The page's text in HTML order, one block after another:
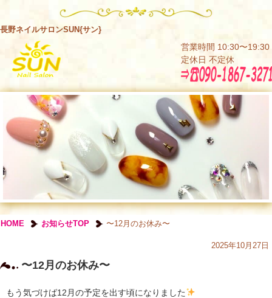
長野ネイルサロンSUN{サン}
営業時間 10:30〜19:30
定休日 不定休
HOME お知らせTOP 〜12月のお休み〜
2025年10月27日
〜12月のお休み〜
もう気づけば12月の予定を出す頃になりました